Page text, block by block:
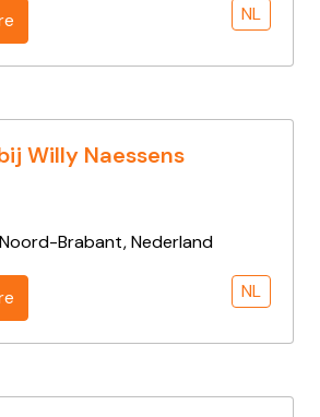
NL
Willy Naessens
Noord-Brabant,Nederland
NL